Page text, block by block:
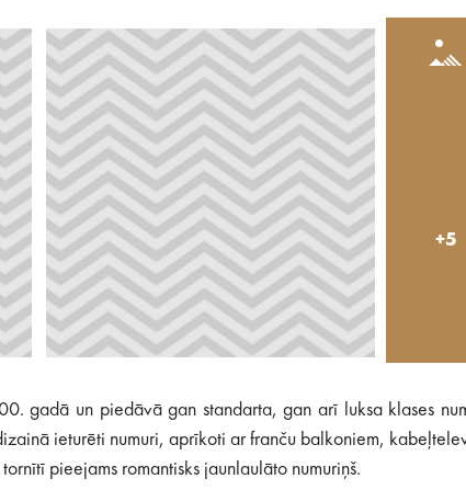
+5
gadā un piedāvā gan standarta, gan arī luksa klases
ieturēti numuri, aprīkoti ar franču balkoniem,
pieejams romantisks jaunlaulāto numuriņš.